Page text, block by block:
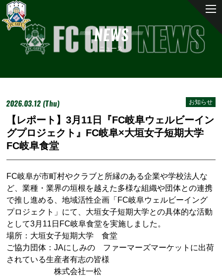
NEWS
ニュース
2026.03.12 (Thu) お知らせ
【レポート】3月11日『FC岐阜ウェルビーイン
グプロジェクト』FC岐阜×大垣女子短期大学
FC岐阜食堂
FC岐阜が市町村やクラブと所縁のある企業や学校法人な
ど、業種・業界の垣根を越えた多様な組織や団体との連携
で推し進める、地域活性企画「FC岐阜ウェルビーイング
プロジェクト」にて、大垣女子短期大学との具体的な活動
として3月11日FC岐阜食堂を実施しました。
場所：大垣女子短期大学 食堂
ご協力団体：JAにしみの ファーマーズマーケットに出荷
されている生産者有志の皆様
株式会社一松